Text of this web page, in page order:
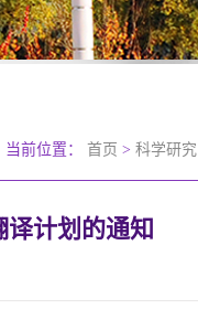
当前位置： 首页 > 科学研究
计划的通知